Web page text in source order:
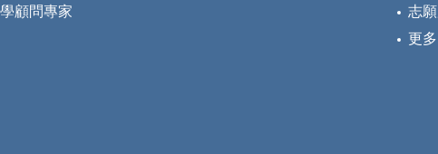
顧問專家
志
更多